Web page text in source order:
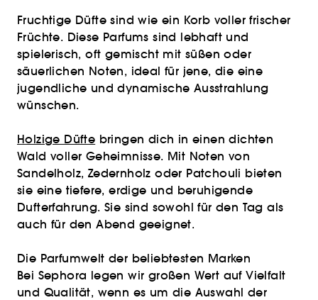
Fruchtige Düfte sind wie ein Korb voller frischer
Früchte. Diese Parfums sind lebhaft und
spielerisch, oft gemischt mit süßen oder
säuerlichen Noten, ideal für jene, die eine
jugendliche und dynamische Ausstrahlung
wünschen.
Holzige Düfte bringen dich in einen dichten
Wald voller Geheimnisse. Mit Noten von
Sandelholz, Zedernholz oder Patchouli bieten
sie eine tiefere, erdige und beruhigende
Dufterfahrung. Sie sind sowohl für den Tag als
auch für den Abend geeignet.
Die Parfumwelt der beliebtesten Marken
Bei Sephora legen wir großen Wert auf Vielfalt
und Qualität, wenn es um die Auswahl der